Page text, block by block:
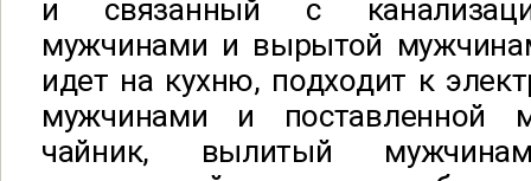
и связанный с
мужчинами и вырытой
идет на кухню, подходит к
мужчинами и поставленной
чайник, вылитый